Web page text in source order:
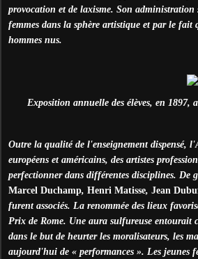
provocation et de laxisme. Son
femmes dans la sphère artistique et par le
hommes nus.
Exposition annuelle des élèves, en 1897,
Outre la qualité de l'enseignement dispensé,
européens et américains, des artistes
perfectionner dans différentes disciplines. De
Marcel Duchamp, Henri Matisse, Jean
furent associés. La renommée des lieux
Prix de Rome. Une aura sulfureuse
dans le but de heurter les moralisateurs, les
aujourd'hui de « performances ». Les jeunes